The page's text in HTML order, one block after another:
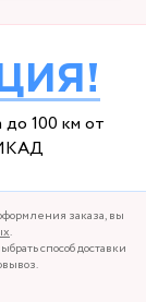
до 100 км от
заказа, вы
.
способ доставки